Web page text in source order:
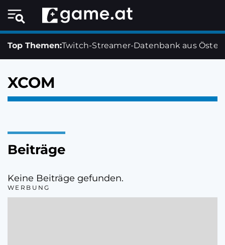
Top Themen:Twitch-Streamer-Datenbank aus
XCOM
Beiträge
Keine Beiträge gefunden.
WERBUNG